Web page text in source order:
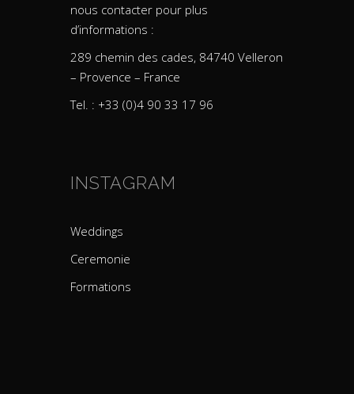
nous contacter pour plus
d’informations :
289 chemin des cades, 84740 Velleron
– Provence – France
Tel. : +33 (0)4 90 33 17 96
INSTAGRAM
Weddings
Ceremonie
Formations